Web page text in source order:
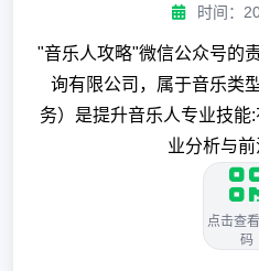
时间：
"音乐人攻略"微信公众号的
询有限公司，属于音乐类
务）是提升音乐人专业技能
业分析与前
点击查
码